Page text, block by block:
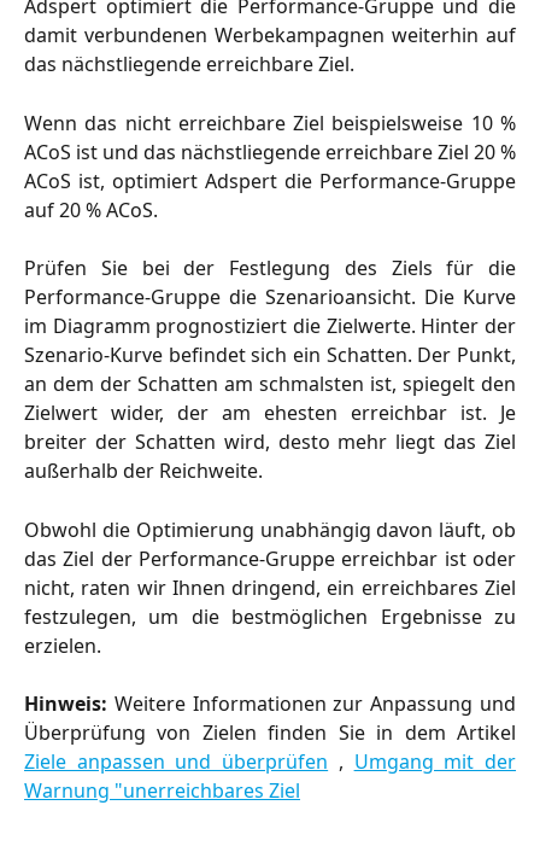
Adspert optimiert die Performance-Gruppe und die
damit verbundenen Werbekampagnen weiterhin auf
das nächstliegende erreichbare Ziel.
Wenn das nicht erreichbare Ziel beispielsweise 10 %
ACoS ist und das nächstliegende erreichbare Ziel 20 %
ACoS ist, optimiert Adspert die Performance-Gruppe
auf 20 % ACoS.
Prüfen Sie bei der Festlegung des Ziels für die
Performance-Gruppe die Szenarioansicht. Die Kurve
im Diagramm prognostiziert die Zielwerte. Hinter der
Szenario-Kurve befindet sich ein Schatten. Der Punkt,
an dem der Schatten am schmalsten ist, spiegelt den
Zielwert wider, der am ehesten erreichbar ist. Je
breiter der Schatten wird, desto mehr liegt das Ziel
außerhalb der Reichweite.
Obwohl die Optimierung unabhängig davon läuft, ob
das Ziel der Performance-Gruppe erreichbar ist oder
nicht, raten wir Ihnen dringend, ein erreichbares Ziel
festzulegen, um die bestmöglichen Ergebnisse zu
erzielen.
Hinweis: Weitere Informationen zur Anpassung und
Überprüfung von Zielen finden Sie in dem Artikel
Ziele anpassen und überprüfen , Umgang mit der
Warnung "unerreichbares Ziel